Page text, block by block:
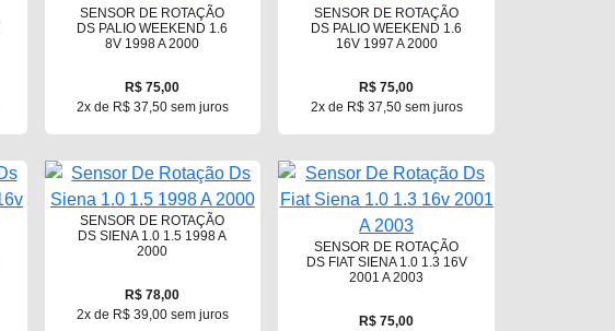
SENSOR DE ROTAÇÃO
DS PALIO WEEKEND 1.6
8V 1998 A 2000
R$ 75,00
2x de R$ 37,50 sem juros
SENSOR DE ROTAÇÃO
DS PALIO WEEKEND 1.6
16V 1997 A 2000
R$ 75,00
2x de R$ 37,50 sem juros
SENSOR DE ROTAÇÃO
DS SIENA 1.0 1.5 1998 A
2000
R$ 78,00
2x de R$ 39,00 sem juros
SENSOR DE ROTAÇÃO
DS FIAT SIENA 1.0 1.3 16V
2001 A 2003
R$ 75,00